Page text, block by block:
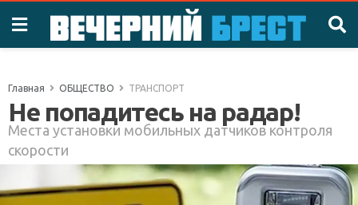
Главная ОБЩЕСТВО ТРАНСПОРТ
Не попадитесь на радар!
Места установки мобильных датчиков контроля
скорости